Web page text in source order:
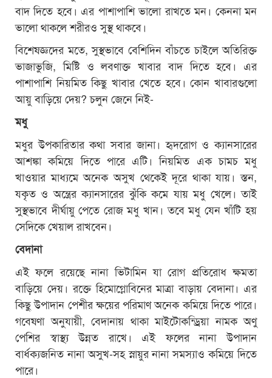
বাদ দিতে হবে। এর পাশাপাশি ভালো রাখতে মন। কেননা মন
ভালো থাকলে শরীরও সুস্থ থাকবে।
বিশেষজ্ঞদের মতে, সুস্থভাবে বেশিদিন বাঁচতে চাইলে অতিরিক্ত
ভাজাভুজি, মিষ্টি ও লবণাক্ত খাবার বাদ দিতে হবে। এর
পাশাপাশি নিয়মিত কিছু খাবার খেতে হবে। কোন খাবারগুলো
আয়ু বাড়িয়ে দেয়? চলুন জেনে নিই-
মধু
মধুর উপকারিতার কথা সবার জানা। হৃদরোগ ও ক্যানসারের
আশঙ্কা কমিয়ে দিতে পারে এটি। নিয়মিত এক চামচ মধু
খাওয়ার মাধ্যমে অনেক অসুখ থেকেই দূরে থাকা যায়। স্তন,
যকৃত ও অন্ত্রের ক্যানসারের ঝুঁকি কমে যায় মধু খেলে। তাই
সুস্থভাবে দীর্ঘায়ু পেতে রোজ মধু খান। তবে মধু যেন খাঁটি হয়
সেদিকে খেয়াল রাখবেন।
বেদানা
এই ফলে রয়েছে নানা ভিটামিন যা রোগ প্রতিরোধ ক্ষমতা
বাড়িয়ে দেয়। রক্তে হিমোগ্লোবিনের মাত্রা বাড়ায় বেদানা। এর
কিছু উপাদান পেশীর ক্ষয়ের পরিমাণ অনেক কমিয়ে দিতে পারে।
গবেষণা অনুযায়ী, বেদানায় থাকা মাইটোকন্ড্রিয়া নামক অণু
পেশির স্বাস্থ্য উন্নত রাখে। এই ফলের নানা উপাদান
বার্ধক্যজনিত নানা অসুখ-সহ স্নায়ুর নানা সমস্যাও কমিয়ে দিতে
পারে।